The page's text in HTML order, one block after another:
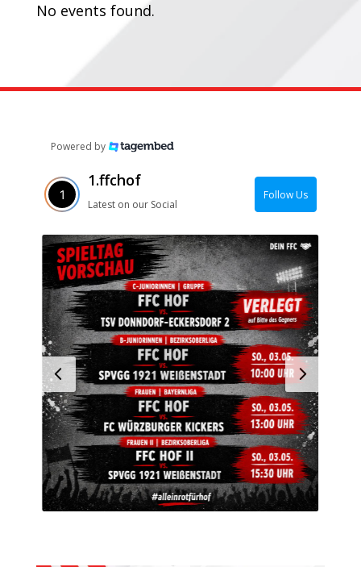
No events found.
Powered by
1.ffchof
Latest on our Social
Follow Us